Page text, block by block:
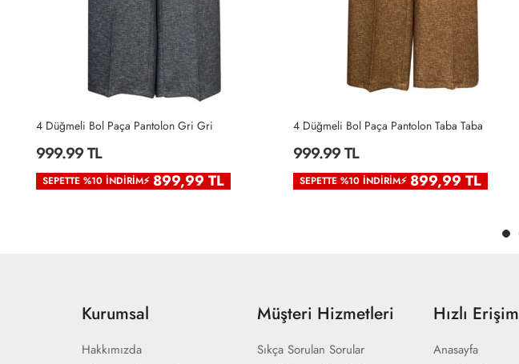
4 Düğmeli Bol Paça Pantolon Gri Gri
999.99 TL
SEPETTE %10 İNDIRIM⚡ 899,99 TL
4 Düğmeli Bol Paça Pantolon Taba Taba
999.99 TL
SEPETTE %10 İNDIRIM⚡ 899,99 TL
Kurumsal
Hakkımızda
Müşteri Hizmetleri
Sıkça Sorulan Sorular
Hızlı Erişim
Anasayfa